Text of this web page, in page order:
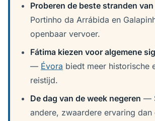
Proberen de beste stranden
Portinho da Arrábida en
openbaar vervoer.
Fátima kiezen voor algemene
— Évora biedt meer historische
reistijd.
De dag van de week negeren —
andere, zwaardere ervaring